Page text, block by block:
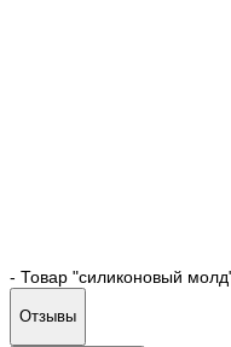
- Товар "силиконовый
Отзывы